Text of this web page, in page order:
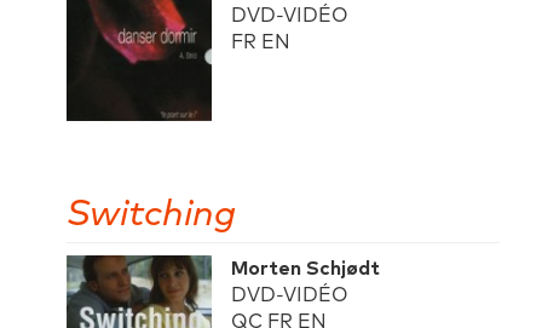
DVD-VIDÉO
FR EN
Switching
Morten Schjødt
DVD-VIDÉO
QC FR EN